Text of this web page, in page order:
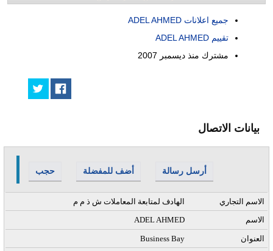
جميع اعلانات ADEL AHMED
تقييم ADEL AHMED
مشترك منذديسمبر 2007
بيانات الاتصال
حجب أضف للمفضلة أرسل رسالة
الهادف لمتابعة المعاملات ش ذ م م
الاسم التجاري
ADEL AHMED
الاسم
Business Bay
العنوان